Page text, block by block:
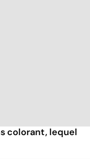
colorant, lequel